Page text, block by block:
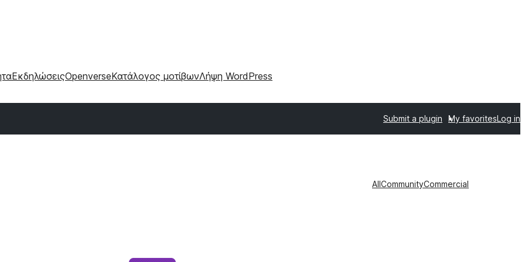
ΕκδηλώσειςOpenverseΚατάλογος μοτίβωνΛήψη WordPress
Submit a plugin My favoritesLog in
AllCommunityCommercial